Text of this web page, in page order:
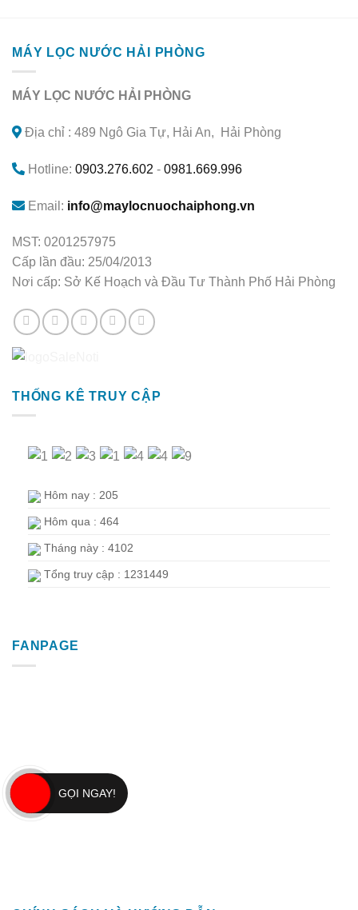
MÁY LỌC NƯỚC HẢI PHÒNG
MÁY LỌC NƯỚC HẢI PHÒNG
Địa chỉ : 489 Ngô Gia Tự, Hải An, Hải Phòng
Hotline: 0903.276.602 - 0981.669.996
Email: info@maylocnuochaiphong.vn
MST: 0201257975
Cấp lần đầu: 25/04/2013
Nơi cấp: Sở Kế Hoạch và Đầu Tư Thành Phố Hải Phòng
THỐNG KÊ TRUY CẬP
Hôm nay : 205
Hôm qua : 464
Tháng này : 4102
Tổng truy cập : 1231449
FANPAGE
GỌI NGAY!